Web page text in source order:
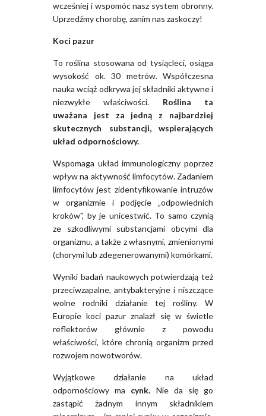
wcześniej i wspomóc nasz system obronny.
Uprzedźmy chorobę, zanim nas zaskoczy!
Koci pazur
To roślina stosowana od tysiącleci, osiąga
wysokość ok. 30 metrów. Współczesna
nauka wciąż odkrywa jej składniki aktywne i
niezwykłe właściwości. Roślina ta
uważana jest za jedną z najbardziej
skutecznych substancji, wspierających
układ odpornościowy.
Wspomaga układ immunologiczny poprzez
wpływ na aktywność limfocytów. Zadaniem
limfocytów jest zidentyfikowanie intruzów
w organizmie i podjęcie „odpowiednich
kroków", by je unicestwić. To samo czynią
ze szkodliwymi substancjami obcymi dla
organizmu, a także z własnymi, zmienionymi
(chorymi lub zdegenerowanymi) komórkami.
Wyniki badań naukowych potwierdzają też
przeciwzapalne, antybakteryjne i niszczące
wolne rodniki działanie tej rośliny. W
Europie koci pazur znalazł się w świetle
reflektorów głównie z powodu
właściwości, które chronią organizm przed
rozwojem nowotworów.
Wyjątkowe działanie na układ
odpornościowy ma cynk. Nie da się go
zastąpić żadnym innym składnikiem